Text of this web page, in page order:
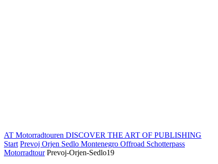
AT Motorradtouren DISCOVER THE ART OF PUBLISHING
Start Prevoj Orjen Sedlo Montenegro Offroad Schotterpass
Motorradtour Prevoj-Orjen-Sedlo19